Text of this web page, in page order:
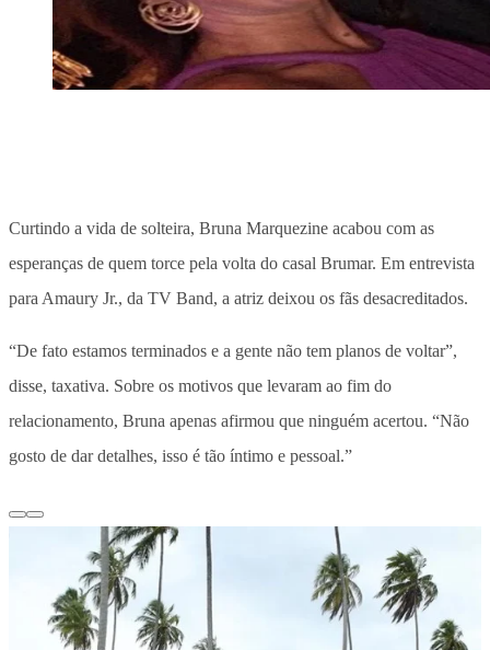
Curtindo a vida de solteira, Bruna Marquezine acabou com as
esperanças de quem torce pela volta do casal Brumar. Em entrevista
para Amaury Jr., da TV Band, a atriz deixou os fãs desacreditados.
“De fato estamos terminados e a gente não tem planos de voltar”,
disse, taxativa. Sobre os motivos que levaram ao fim do
relacionamento, Bruna apenas afirmou que ninguém acertou. “Não
gosto de dar detalhes, isso é tão íntimo e pessoal.”